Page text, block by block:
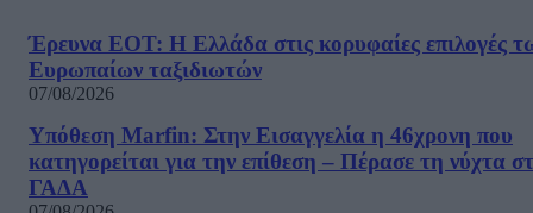
Έρευνα ΕΟΤ: Η Ελλάδα στις κορυφαίες επιλογές
Ευρωπαίων ταξιδιωτών
07/08/2026
Υπόθεση Marfin: Στην Εισαγγελία η 46χρονη που
κατηγορείται για την επίθεση – Πέρασε τη νύχτα
ΓΑΔΑ